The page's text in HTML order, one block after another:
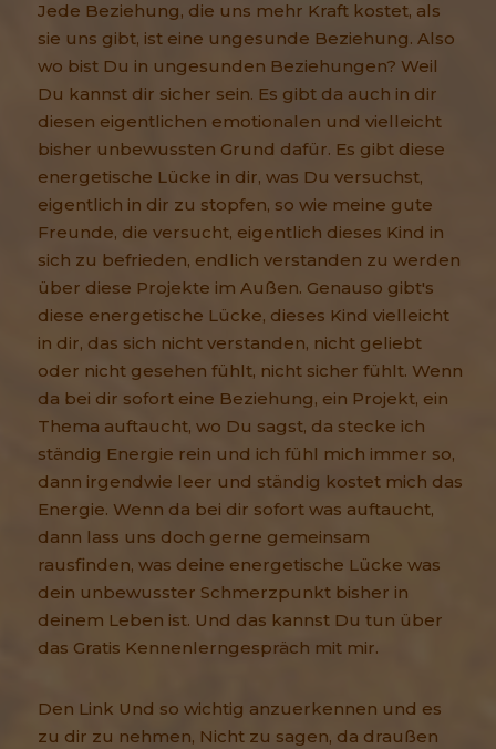
Jede Beziehung, die uns mehr Kraft kostet, als
sie uns gibt, ist eine ungesunde Beziehung. Also
wo bist Du in ungesunden Beziehungen? Weil
Du kannst dir sicher sein. Es gibt da auch in dir
diesen eigentlichen emotionalen und vielleicht
bisher unbewussten Grund dafür. Es gibt diese
energetische Lücke in dir, was Du versuchst,
eigentlich in dir zu stopfen, so wie meine gute
Freunde, die versucht, eigentlich dieses Kind in
sich zu befrieden, endlich verstanden zu werden
über diese Projekte im Außen. Genauso gibt's
diese energetische Lücke, dieses Kind vielleicht
in dir, das sich nicht verstanden, nicht geliebt
oder nicht gesehen fühlt, nicht sicher fühlt. Wenn
da bei dir sofort eine Beziehung, ein Projekt, ein
Thema auftaucht, wo Du sagst, da stecke ich
ständig Energie rein und ich fühl mich immer so,
dann irgendwie leer und ständig kostet mich das
Energie. Wenn da bei dir sofort was auftaucht,
dann lass uns doch gerne gemeinsam
rausfinden, was deine energetische Lücke was
dein unbewusster Schmerzpunkt bisher in
deinem Leben ist. Und das kannst Du tun über
das Gratis Kennenlerngespräch mit mir.
Den Link Und so wichtig anzuerkennen und es
zu dir zu nehmen, Nicht zu sagen, da draußen